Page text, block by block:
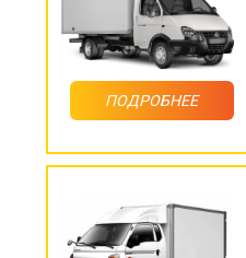
ПОДРОБНЕЕ